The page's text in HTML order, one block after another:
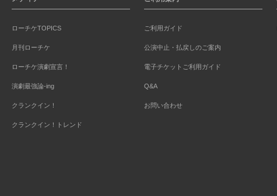
ローチケTOPICS
月刊ローチケ
ローチケ演劇宣言！
演劇最強論-ing
クランクイン！
クランクイン！トレンド
ご利用ガイド
公演中止・払戻しのご案内
電子チケットご利用ガイド
Q&A
お問い合わせ